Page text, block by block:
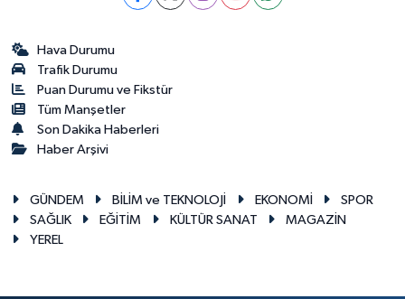
Hava Durumu
Trafik Durumu
Puan Durumu ve Fikstür
Tüm Manşetler
Son Dakika Haberleri
Haber Arşivi
GÜNDEM BİLİM ve TEKNOLOJİ EKONOMİ
SPOR
SAĞLIK
EĞİTİM KÜLTÜR SANAT
MAGAZİN
YEREL